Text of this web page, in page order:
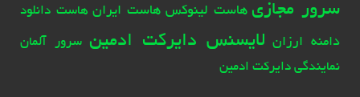
سرور مجازی هاست لینوکس هاست ایران هاست دانلود
دامنه ارزان لایسنس دایرکت ادمین سرور آلمان
نمایندگی دایرکت ادمین